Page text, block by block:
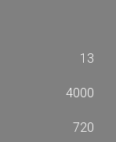
13
4000
720